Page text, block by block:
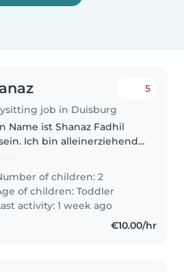
job in Duisburg
5
Name ist Shanaz Fadhil
Ich bin alleinerziehende
mich mit der Bitte um
an Sie. In den
Tagen habe ich
sehr..
of children: 2
of children:Toddler
activity: 1 week ago
€10.00/hr